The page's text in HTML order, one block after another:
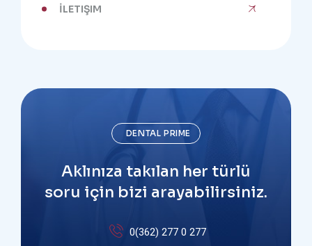
İLETIŞIM
DENTAL PRIME
Aklınıza takılan her türlü
soru için bizi arayabilirsiniz.
0(362) 277 0 277